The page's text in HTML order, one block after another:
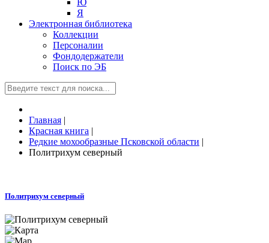
Ю
Я
Электронная библиотека
Коллекции
Персоналии
Фондодержатели
Поиск по ЭБ
Главная |
Красная книга |
Редкие мохообразные Псковской области |
Политрихум северный
Политрихум северный